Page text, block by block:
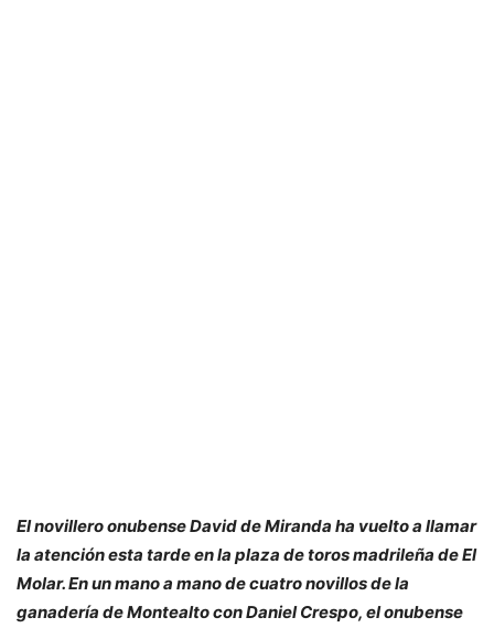
El novillero onubense David de Miranda ha vuelto a llamar
la atención esta tarde en la plaza de toros madrileña de El
Molar. En un mano a mano de cuatro novillos de la
ganadería de Montealto con Daniel Crespo, el onubense